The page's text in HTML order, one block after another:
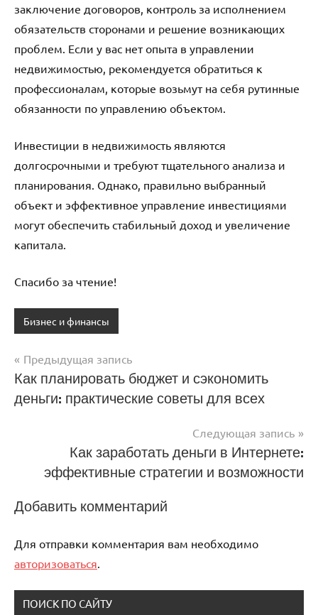
заключение договоров, контроль за исполнением
обязательств сторонами и решение возникающих
проблем. Если у вас нет опыта в управлении
недвижимостью, рекомендуется обратиться к
профессионалам, которые возьмут на себя рутинные
обязанности по управлению объектом.
Инвестиции в недвижимость являются
долгосрочными и требуют тщательного анализа и
планирования. Однако, правильно выбранный
объект и эффективное управление инвестициями
могут обеспечить стабильный доход и увеличение
капитала.
Спасибо за чтение!
Бизнес и финансы
Навигация
по
Предыдущая запись
Как планировать бюджет и сэкономить
деньги: практические советы для всех
Следующая запись
Как заработать деньги в Интернете:
эффективные стратегии и возможности
Добавить комментарий
Для отправки комментария вам необходимо
авторизоваться.
ПОИСК ПО САЙТУ